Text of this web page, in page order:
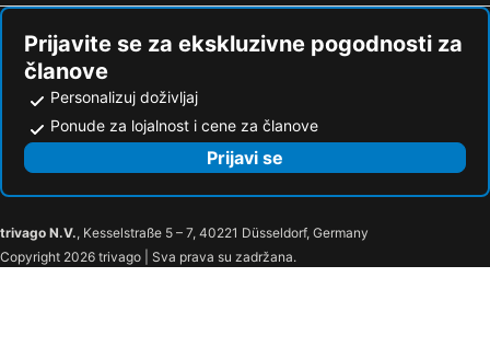
Hotel Amic Can Pastilla
Valentin Reina Paguera
Welikehotel Fenix
BLUESEA Club Marthas
Sol Barbados
Eurostars Marivent
Hotel Astoria Playa Adults Only 4* Sup
Hotel Palia Puerto Del Sol
allsun Hotel Eden Playa
TUI BLUE Alcudia Pins
Finca es Rafal, Agroturisme
Finca Binibona Parc Natural
Prijavite se za ekskluzivne pogodnosti za
članove
Personalizuj doživljaj
Ponude za lojalnost i cene za članove
Prijavi se
trivago N.V., Kesselstraße 5 – 7, 40221 Düsseldorf, Germany
Copyright 2026 trivago | Sva prava su zadržana.